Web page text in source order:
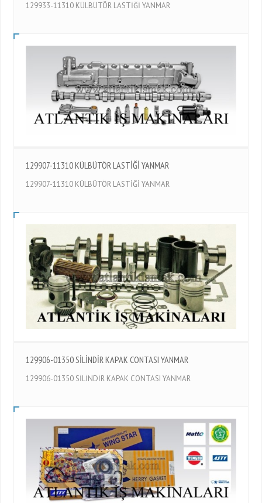
129933-11310 KÜLBÜTÖR LASTİĞİ YANMAR
129907-11310 KÜLBÜTÖR LASTİĞİ YANMAR
129907-11310 KÜLBÜTÖR LASTİĞİ YANMAR
129906-01350 SİLİNDİR KAPAK CONTASI YANMAR
129906-01350 SİLİNDİR KAPAK CONTASI YANMAR